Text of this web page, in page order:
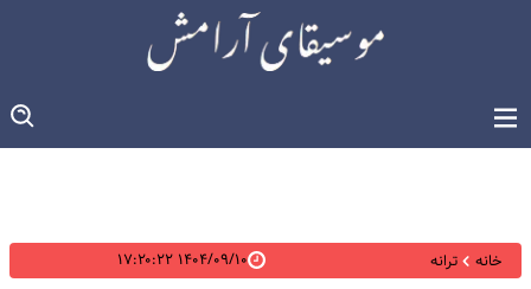
خانه ترانه ۱۴۰۴/۰۹/۱۰ ۱۷:۲۰:۲۲